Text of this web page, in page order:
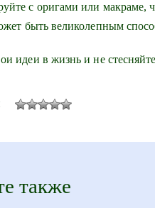
с оригами или макраме,
быть великолепным
идеи в жизнь и не
также